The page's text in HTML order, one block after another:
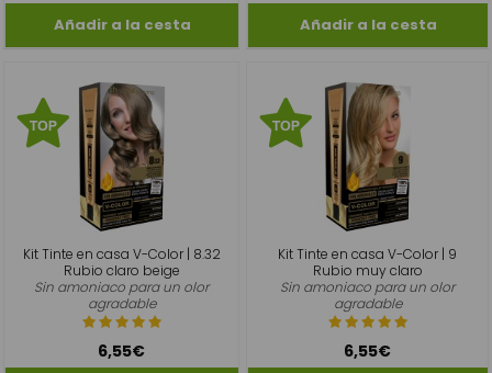
Kit Tinte en casa V-Color | 8.32
Rubio claro beige
Sin amoniaco para un olor
agradable
6,55€
Kit Tinte en casa V-Color | 9
Rubio muy claro
Sin amoniaco para un olor
agradable
6,55€